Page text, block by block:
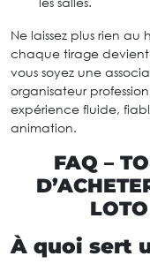
Ne laissez plus rien
chaque tirage devient
vous soyez une
organisateur
expérience fluide,
animation.
FAQ –
À quoi sert